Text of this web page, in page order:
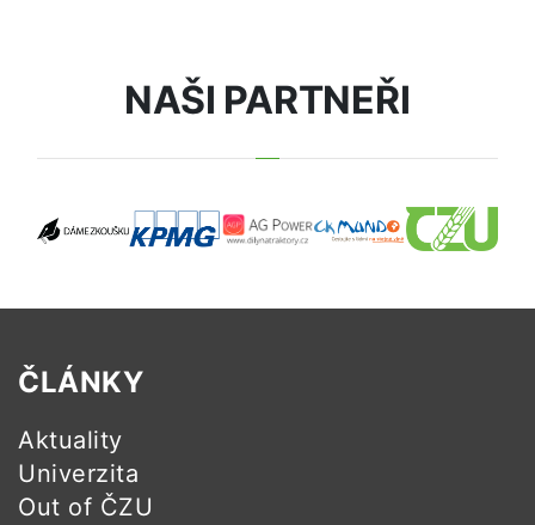
NAŠI PARTNEŘI
ČLÁNKY
Aktuality
Univerzita
Out of ČZU